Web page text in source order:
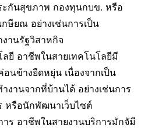
ะกันสุขภาพ กองทุนกบข. หรือ
ษียณ อย่างเช่นการเป็น
านรัฐวิสาหกิจ
ยี อาชีพในสายเทคโนโลยีมี
นข้างยืดหยุ่น เนื่องจากเป็น
งานจากที่บ้านได้ อย่างเช่นการ
หรือนักพัฒนาเว็บไซต์
ร อาชีพในสายงานบริการมักจัมี